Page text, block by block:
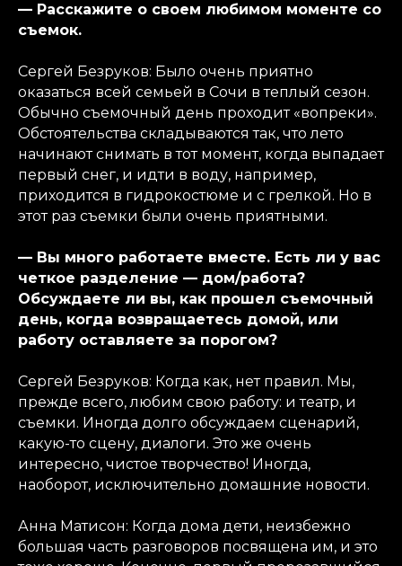
— Расскажите о своем любимом моменте со
съемок.
Сергей Безруков: Было очень приятно
оказаться всей семьей в Сочи в теплый сезон.
Обычно съемочный день проходит «вопреки».
Обстоятельства складываются так, что лето
начинают снимать в тот момент, когда выпадает
первый снег, и идти в воду, например,
приходится в гидрокостюме и с грелкой. Но в
этот раз съемки были очень приятными.
— Вы много работаете вместе. Есть ли у вас
четкое разделение — дом/работа?
Обсуждаете ли вы, как прошел съемочный
день, когда возвращаетесь домой, или
работу оставляете за порогом?
Сергей Безруков: Когда как, нет правил. Мы,
прежде всего, любим свою работу: и театр, и
съемки. Иногда долго обсуждаем сценарий,
какую-то сцену, диалоги. Это же очень
интересно, чистое творчество! Иногда,
наоборот, исключительно домашние новости.
Анна Матисон: Когда дома дети, неизбежно
большая часть разговоров посвящена им, и это